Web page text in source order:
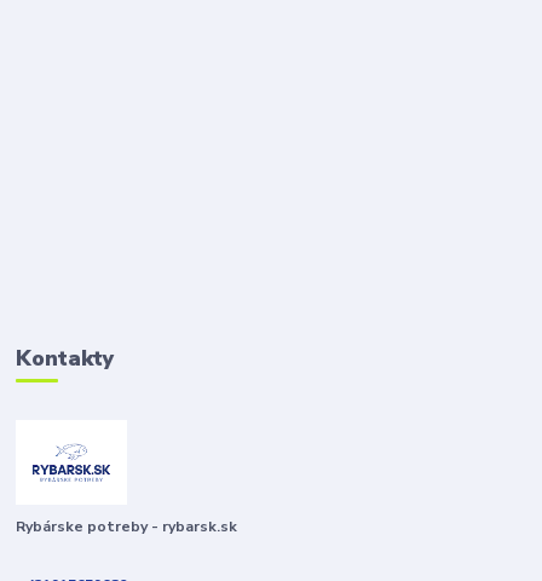
Kontakty
Rybárske potreby - rybarsk.sk